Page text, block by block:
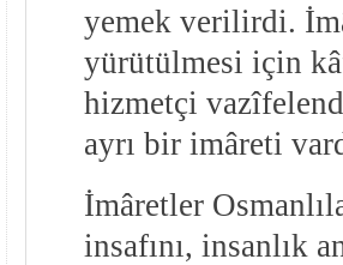
yemek verilirdi.
yürütülmesi için
hizmetçi
ayrı bir imâreti
İmâretler
insafını, insanlık